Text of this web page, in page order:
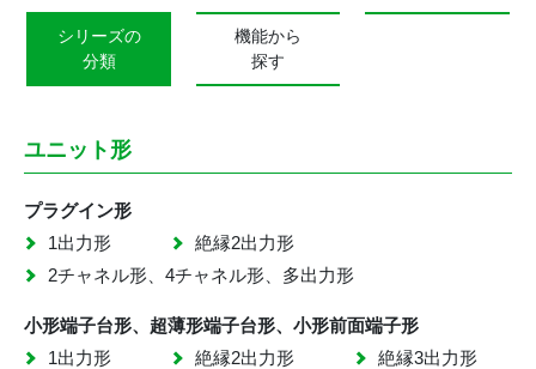
シリーズの
分類
機能から
探す
ユニット形
プラグイン形
1出力形
絶縁2出力形
2チャネル形、4チャネル形、多出力形
小形端子台形、超薄形端子台形、小形前面端子形
1出力形
絶縁2出力形 絶縁3出力形